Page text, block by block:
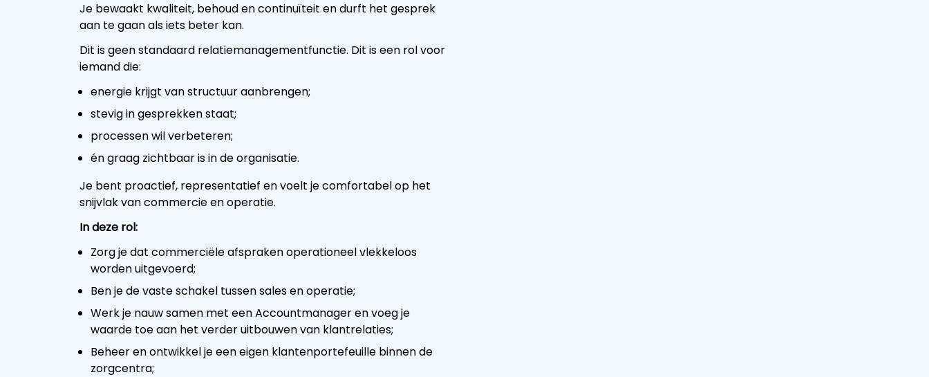
Je bewaakt kwaliteit, behoud en continuïteit en durft het gesprek
aan te gaan als iets beter kan.
Dit is geen standaard relatiemanagementfunctie. Dit is een rol voor
iemand die:
energie krijgt van structuur aanbrengen;
stevig in gesprekken staat;
processen wil verbeteren;
én graag zichtbaar is in de organisatie.
Je bent proactief, representatief en voelt je comfortabel op het
snijvlak van commercie en operatie.
In deze rol:
Zorg je dat commerciële afspraken operationeel vlekkeloos
worden uitgevoerd;
Ben je de vaste schakel tussen sales en operatie;
Werk je nauw samen met een Accountmanager en voeg je
waarde toe aan het verder uitbouwen van klantrelaties;
Beheer en ontwikkel je een eigen klantenportefeuille binnen de
zorgcentra;